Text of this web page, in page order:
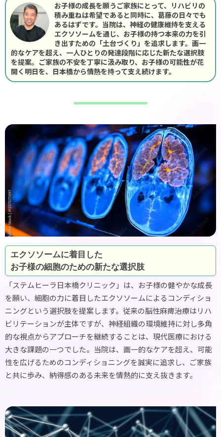
ダイエット
抜け毛
当院について
価格について
診察予約
プライバシーポリシー
お問い合わせ
エクソソームブログ
エクソソームの基礎知識
確認しておきたいこと
お子様の成長を願うご家族にとって、リハビリの
積み重ねは希望であると同時に、葛藤の日々でも
あるはずです。当院は、神経の健康維持を支える
エクソソームを通じ、お子様の持つ本来の力を引
き出すための「土台づくり」を追求します。画一
的なケアを超え、一人ひとりの発達段階に応じた新たな選択肢
を提案。ご家族の不安を丁寧に汲み取り、お子様の可能性が花
開く明日を、日本橋から情熱を持って支え続けます。
エクソソームに着目した
お子様の細胞のための新たな選択肢
「ステムヒーラ日本橋クリニック」は、お子様の健やかな成長
を願い、細胞の力に着目したエクソソームによるコンディショ
ニングという選択肢を提案します。従来の脳性麻痺治療はリハ
ビリテーションが主体ですが、神経組織の環境維持に対し多角
的な視点からアプローチを継続することは、現代医療における
大きな課題の一つでした。当院は、画一的なケアを超え、可能
性を広げるためのコンディショニングを誠実に追求し、ご家族
と共に歩み、納得感のある未来を情熱的に支え抜きます。